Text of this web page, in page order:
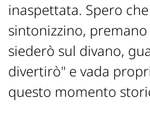
inaspettata. Spero
sintonizzino,
siederò sul divano,
divertirò" e vada
questo momento